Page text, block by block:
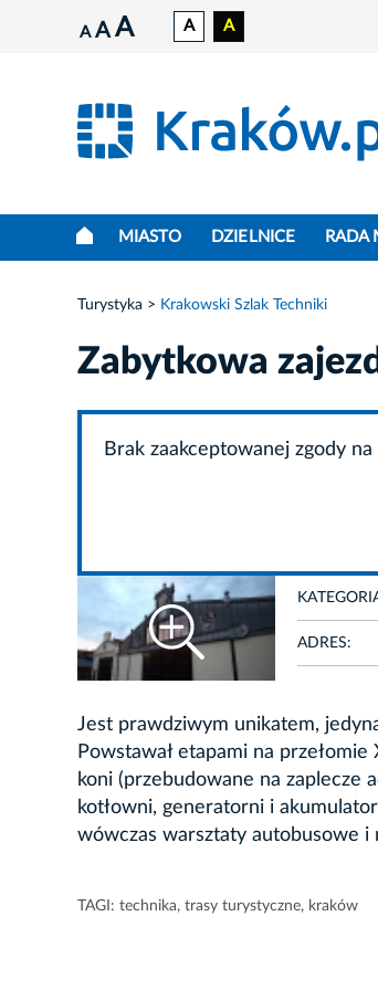
A A A A A
MIASTO DZIELNICE RADA
Turystyka Krakowski Szlak Techniki
Zabytkowa
Brak zaakceptowanej zgody
ADRES:
Jest prawdziwym unikatem,
Powstawał etapami na
koni (przebudowane na zaplecze
kotłowni, generatorni i
wówczas warsztaty autobusowe i
TAGI: technika, trasy turystyczne, kraków